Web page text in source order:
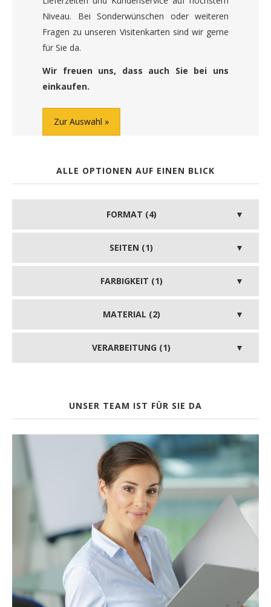
Niveau. Bei Sonderwünschen oder weiteren
Fragen zu unseren Visitenkarten sind wir gerne
für Sie da.
Wir freuen uns, dass auch Sie bei uns
einkaufen.
Zur Auswahl
ALLE OPTIONEN AUF EINEN BLICK
FORMAT (4)
SEITEN (1)
FARBIGKEIT (1)
MATERIAL (2)
VERARBEITUNG (1)
UNSER TEAM IST FÜR SIE DA